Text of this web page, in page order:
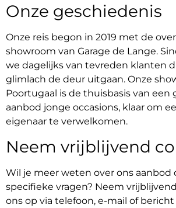
Onze geschiedenis
Onze reis begon in 2019 met de
showroom van Garage de Lange.
we dagelijks van tevreden klanten
glimlach de deur uitgaan. Onze
Poortugaal is de thuisbasis van een
aanbod jonge occasions, klaar om
eigenaar te verwelkomen.
Neem vrijblijvend
Wil je meer weten over ons aanbod
specifieke vragen? Neem
ons op via telefoon, e-mail of